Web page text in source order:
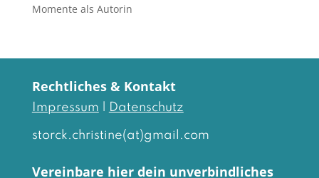
Momente als Autorin
Rechtliches & Kontakt
Impressum Datenschutz
storck.christine(at)gmail.com
Vereinbare hier dein unverbindliches